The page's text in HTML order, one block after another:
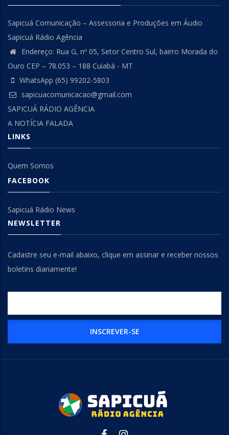
Sapicuá Comunicação – Assessoria e Produções em Áudio
Sapicuá Rádio Agência
Endereço: Rua G, nº 05, Setor Centro Sul, bairro Morada do
Ouro CEP – 78.053 – 188 Cuiabá - MT
WhatsApp (65) 99202-5803
sapicuacomunicacao@gmail.com
SAPICUÁ RÁDIO AGÊNCIA
A NOTÍCIA FALADA
LINKS
Quem Somos
FACEBOOK
Sapicuá Rádio News
NEWSLETTER
Cadastre seu e-mail abaixo, clique em assinar e receber nossos
boletins diariamente!